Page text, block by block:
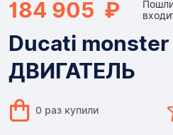
184 905 ₽
Ducati
ДВИГАТЕЛЬ
0 раз купили